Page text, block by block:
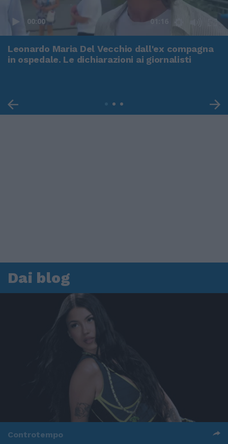
00:00 01:16
Leonardo Maria Del Vecchio dall'ex compagna
in ospedale. Le dichiarazioni ai giornalisti
Dai blog
Controtempo